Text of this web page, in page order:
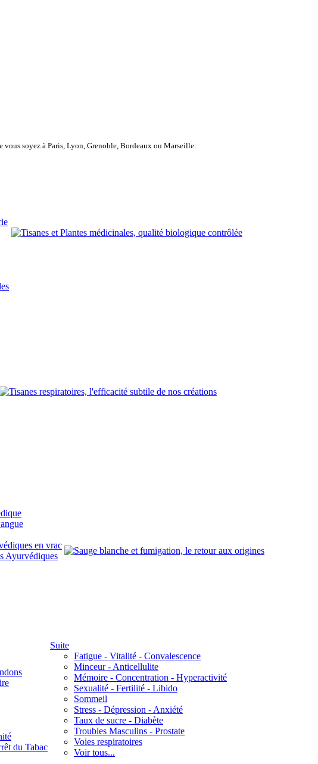
soyez à Paris, Lyon, Grenoble, Bordeaux ou Marseille.
en vrac
Ayurvédiques
du Tabac
Suite
Fatigue - Vitalité - Convalescence
Minceur - Anticellulite
Mémoire - Concentration - Hyperactivité
Sexualité - Fertilité - Libido
Sommeil
Stress - Dépression - Anxiété
Taux de sucre - Diabète
Troubles Masculins - Prostate
Voies respiratoires
Voir tous...